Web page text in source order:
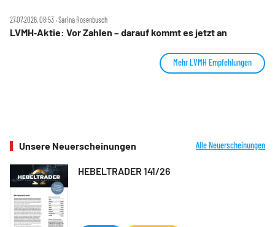
27.07.2026, 08:53 ‧ Sarina Rosenbusch
LVMH‑Aktie: Vor Zahlen – darauf kommt es jetzt an
Mehr LVMH Empfehlungen
Unsere Neuerscheinungen Alle Neuerscheinungen
HEBELTRADER 141/26